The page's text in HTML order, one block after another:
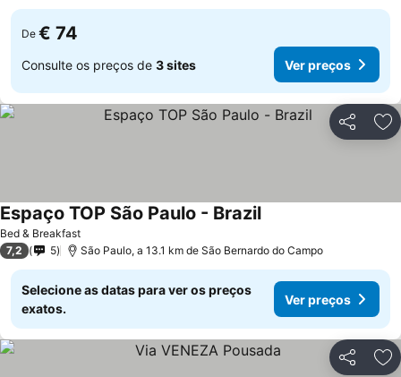
De € 74
Consulte os preços de 3 sites Ver preços
Partilhar
Bed & Breakfast
Espaço TOP São Paulo - Brazil
7,2 5 São Paulo, a 13.1 km de São Bernardo do Campo
Selecione as datas para ver os preços
exatos.
Ver preços
Partilhar